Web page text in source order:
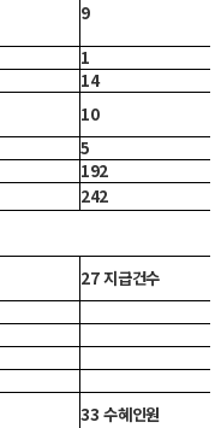
9
1
14
10
5
192
242
27 지급건수
33 수혜인원